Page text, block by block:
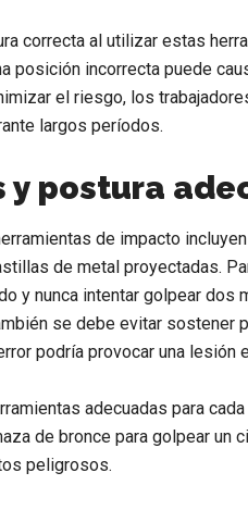
correcta al utilizar estas
posición incorrecta puede
el riesgo, los
largos períodos.
y postura
de impacto
de metal proyectadas.
y nunca intentar golpear dos
se debe evitar sostener
podría provocar una lesión
adecuadas para
de bronce para golpear un
peligrosos.